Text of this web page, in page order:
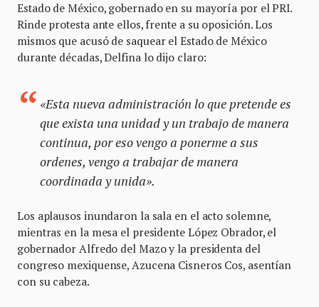
Estado de México, gobernado en su mayoría por el PRI.
Rinde protesta ante ellos, frente a su oposición. Los
mismos que acusó de saquear el Estado de México
durante décadas, Delfina lo dijo claro:
«Esta nueva administración lo que pretende es
que exista una unidad y un trabajo de manera
continua, por eso vengo a ponerme a sus
ordenes, vengo a trabajar de manera
coordinada y unida».
Los aplausos inundaron la sala en el acto solemne,
mientras en la mesa el presidente López Obrador, el
gobernador Alfredo del Mazo y la presidenta del
congreso mexiquense, Azucena Cisneros Cos, asentían
con su cabeza.